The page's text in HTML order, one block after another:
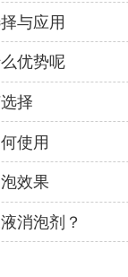
与应用
优势呢
择
使用
效果
消泡剂？